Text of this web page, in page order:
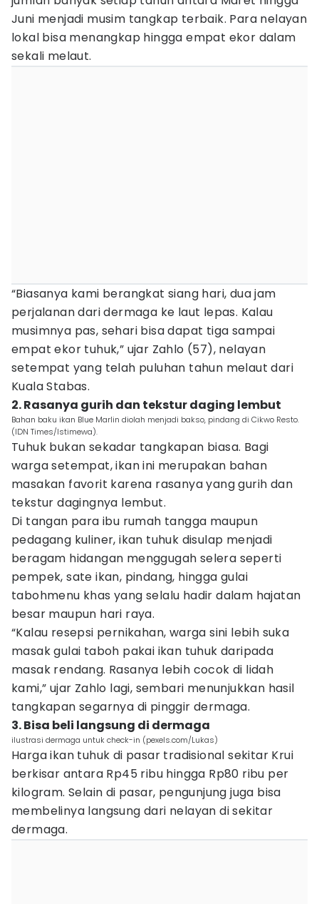
Juni menjadi musim tangkap terbaik. Para nelayan
lokal bisa menangkap hingga empat ekor dalam
sekali melaut.
“Biasanya kami berangkat siang hari, dua jam
perjalanan dari dermaga ke laut lepas. Kalau
musimnya pas, sehari bisa dapat tiga sampai
empat ekor tuhuk,” ujar Zahlo (57), nelayan
setempat yang telah puluhan tahun melaut dari
Kuala Stabas.
2. Rasanya gurih dan tekstur daging lembut
Bahan baku ikan Blue Marlin diolah menjadi bakso, pindang di Cikwo Resto.
(IDN Times/Istimewa).
Tuhuk bukan sekadar tangkapan biasa. Bagi
warga setempat, ikan ini merupakan bahan
masakan favorit karena rasanya yang gurih dan
tekstur dagingnya lembut.
Di tangan para ibu rumah tangga maupun
pedagang kuliner, ikan tuhuk disulap menjadi
beragam hidangan menggugah selera seperti
pempek, sate ikan, pindang, hingga gulai
tabohmenu khas yang selalu hadir dalam hajatan
besar maupun hari raya.
“Kalau resepsi pernikahan, warga sini lebih suka
masak gulai taboh pakai ikan tuhuk daripada
masak rendang. Rasanya lebih cocok di lidah
kami,” ujar Zahlo lagi, sembari menunjukkan hasil
tangkapan segarnya di pinggir dermaga.
3. Bisa beli langsung di dermaga
ilustrasi dermaga untuk check-in (pexels.com/Lukas)
Harga ikan tuhuk di pasar tradisional sekitar Krui
berkisar antara Rp45 ribu hingga Rp80 ribu per
kilogram. Selain di pasar, pengunjung juga bisa
membelinya langsung dari nelayan di sekitar
dermaga.